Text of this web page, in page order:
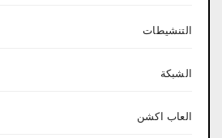
التنشيطات
الشبكة
العاب اكشن